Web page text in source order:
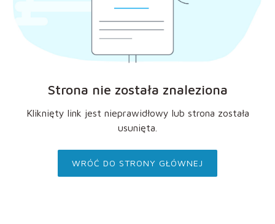
Strona nie została znaleziona
Kliknięty link jest nieprawidłowy lub strona została
usunięta.
WRÓĆ DO STRONY GŁÓWNEJ